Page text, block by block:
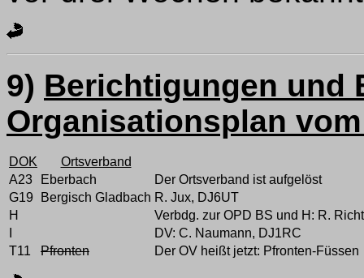
9) Berichtigungen und
Organisationsplan vom
DOK
Ortsverband
A23
Eberbach
Der Ortsverband ist aufgelöst
G19
Bergisch Gladbach R. Jux, DJ6UT
H
Verbdg. zur OPD BS und H: R.
DV: C. Naumann, DJ1RC
T11
Pfronten Der OV heißt jetzt: Pfronten-Füssen